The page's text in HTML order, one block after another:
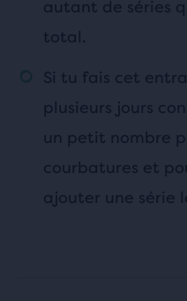
autant de séries
total.
Si tu fais cet
plusieurs jours
un petit nombre
courbatures et
ajouter une série